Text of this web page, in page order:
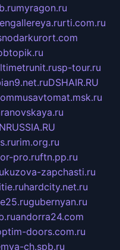
myragon.ru
rti.com.ru
sp-tour.ru
DSHAIR.RU
musavtomat.msk.ru
rim.org.ru
pro.ruftn.pp.ru
kuzova-zapchasti.ru
hardcity.net.ru
gubernyan.ru
andorra24.com
doors.com.ru
ch.spb.ru